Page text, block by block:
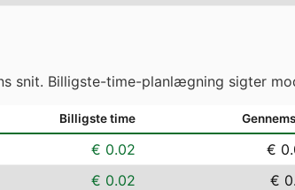
snit. Billigste-time-planlægning sigter
Billigste time
€ 0.02 €
€ 0.02 €